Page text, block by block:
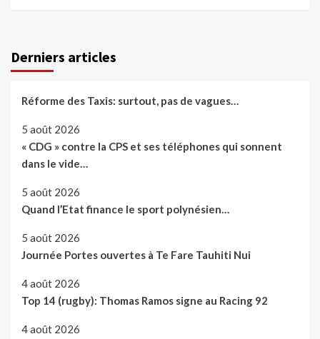
Derniers articles
Réforme des Taxis: surtout, pas de vagues…
5 août 2026
« CDG » contre la CPS et ses téléphones qui sonnent
dans le vide…
5 août 2026
Quand l’Etat finance le sport polynésien…
5 août 2026
Journée Portes ouvertes à Te Fare Tauhiti Nui
4 août 2026
Top 14 (rugby): Thomas Ramos signe au Racing 92
4 août 2026